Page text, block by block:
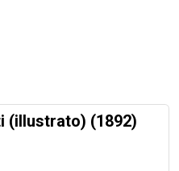
(illustrato) (1892)